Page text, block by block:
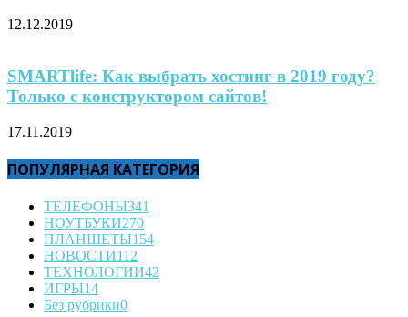
12.12.2019
SMARTlife: Как выбрать хостинг в 2019 году?
Только с конструктором сайтов!
17.11.2019
ПОПУЛЯРНАЯ КАТЕГОРИЯ
ТЕЛЕФОНЫ341
НОУТБУКИ270
ПЛАНШЕТЫ154
НОВОСТИ112
ТЕХНОЛОГИИ42
ИГРЫ14
Без рубрики0